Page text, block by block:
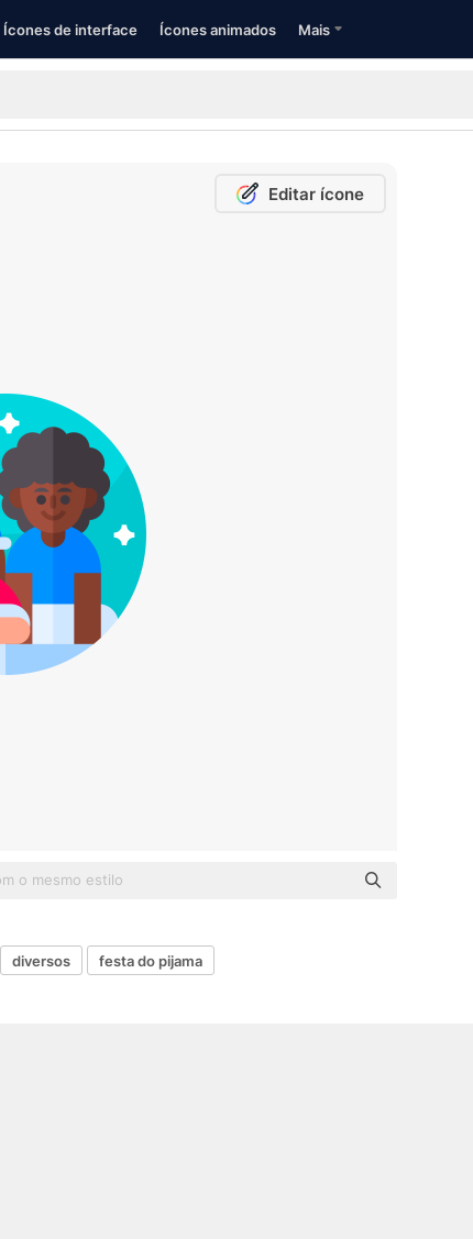
Ícones de interface Ícones animados Mais
Editar ícone
diversos festa do pijama